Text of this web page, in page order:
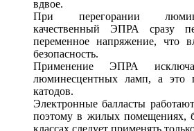
вдвое.
При перегорании
качественный ЭПРА сразу
переменное напряжение, что
безопасность.
Применение ЭПРА
люминесцентных ламп, а это
катодов.
Электронные балласты
поэтому в жилых помещениях,
классах следует применять